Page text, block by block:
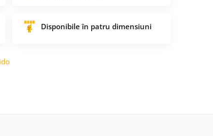
Disponibile în patru dimensiuni